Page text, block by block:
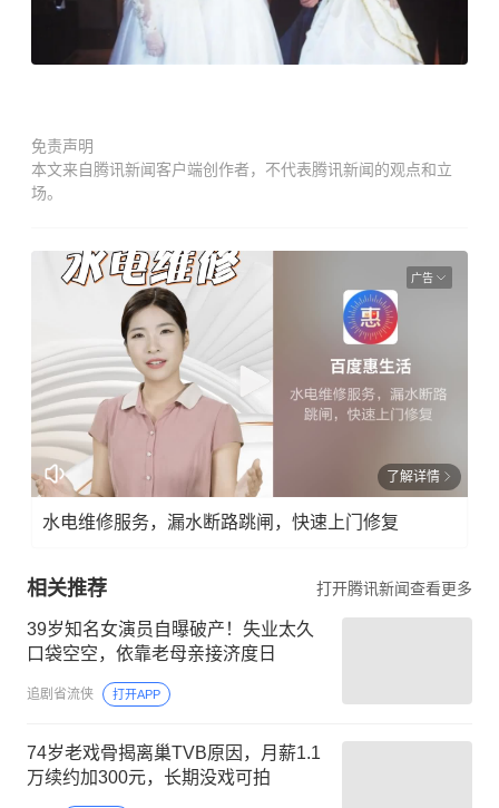
免责声明
本文来自腾讯新闻客户端创作者，不代表腾讯新闻的观点和立
场。
广告
了解详情
水电维修服务，漏水断路跳闸，快速上门修复
相关推荐 打开腾讯新闻查看更多
39岁知名女演员自曝破产！失业太久
口袋空空，依靠老母亲接济度日
追剧省流侠 打开APP
74岁老戏骨揭离巢TVB原因，月薪1.1
万续约加300元，长期没戏可拍